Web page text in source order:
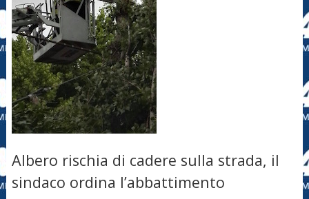
Albero rischia di cadere sulla strada, il
sindaco ordina l’abbattimento